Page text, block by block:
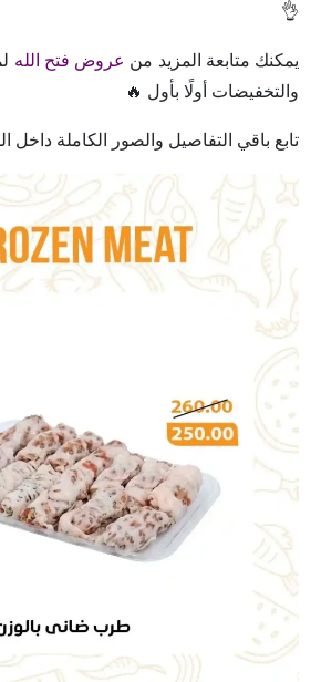
👌
يمكنك متابعة المزيد من عروض فتح الله
والتخفيضات أولًا بأول 🔥
تابع باقي التفاصيل والصور الكاملة داخل